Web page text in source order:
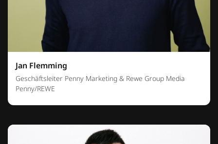
Jan Flemming
Geschäftsleiter Penny Marketing & Rewe Group Media
Penny/REWE